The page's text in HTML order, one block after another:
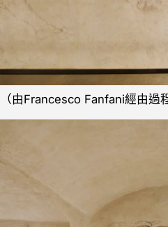
（由Francesco Fanfani經由過